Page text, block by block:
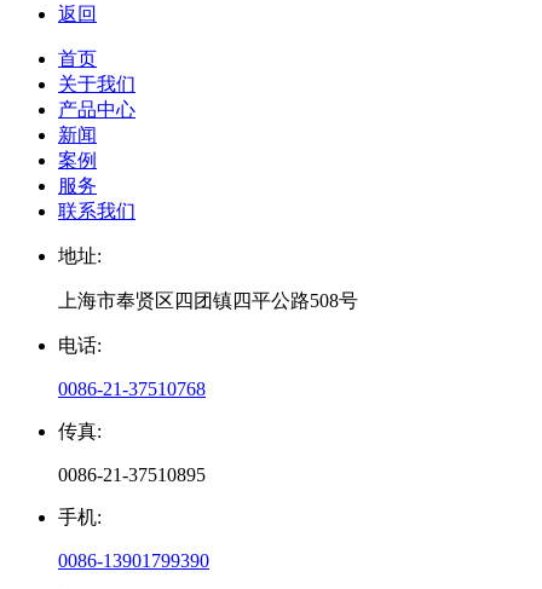
返回
首页
关于我们
产品中心
新闻
案例
服务
联系我们
地址:
上海市奉贤区四团镇四平公路508号
电话:
0086-21-37510768
传真:
0086-21-37510895
手机:
0086-13901799390